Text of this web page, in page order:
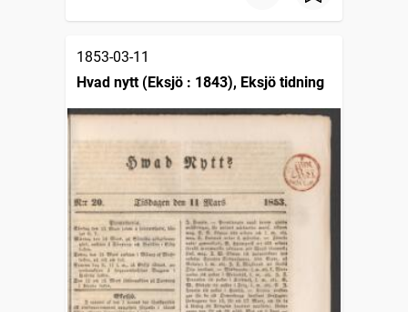
1853-03-11
Hvad nytt (Eksjö : 1843), Eksjö tidning